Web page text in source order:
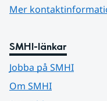
Mer
SMHI-länkar
Jobba på SMHI
Om SMHI